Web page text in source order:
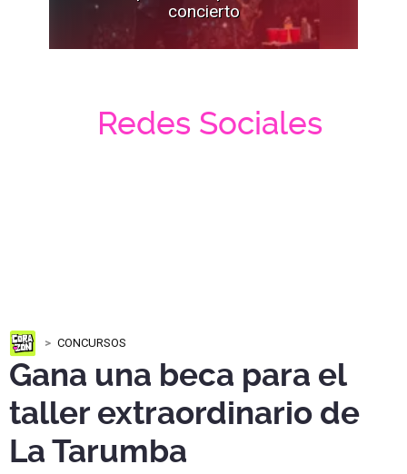
concierto
Redes Sociales
CONCURSOS
Gana una beca para el
taller extraordinario de
La Tarumba